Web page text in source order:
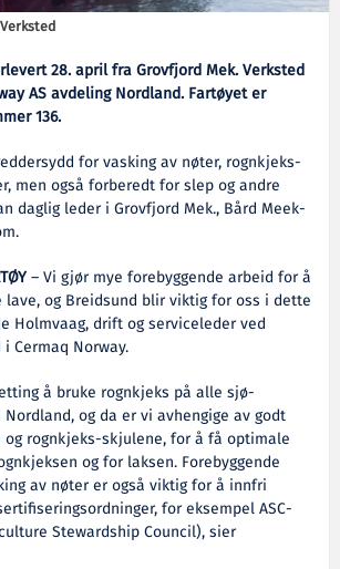
28. april fra Grovfjord Mek. Verksted
AS avdeling Nordland. Fartøyet er
136.
for vasking av nøter, rognkjeks-
men også forberedt for slep og andre
daglig leder i Grovfjord Mek., Bård Meek-
– Vi gjør mye forebyggende arbeid for å
lave, og Breidsund blir viktig for oss i dette
Holmvaag, drift og serviceleder ved
Cermaq Norway.
å bruke rognkjeks på alle sjø-
og da er vi avhengige av godt
rognkjeks-skjulene, for å få optimale
og for laksen. Forebyggende
av nøter er også viktig for å innfri
for eksempel ASC-
Stewardship Council), sier